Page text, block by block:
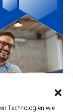
Technologien wie